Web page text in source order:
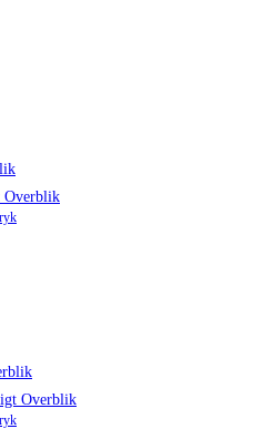
Overblik
Overblik